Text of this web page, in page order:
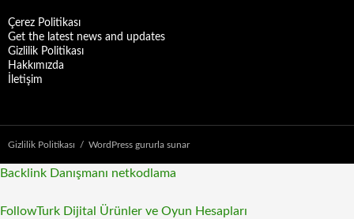
Çerez Politikası
Get the latest news and updates
Gizlilik Politikası
Hakkımızda
İletişim
Gizlilik Politikası WordPress gururla sunar
Backlink Danışmanı netkodlama
FollowTurk Dijital Ürünler ve Oyun Hesapları